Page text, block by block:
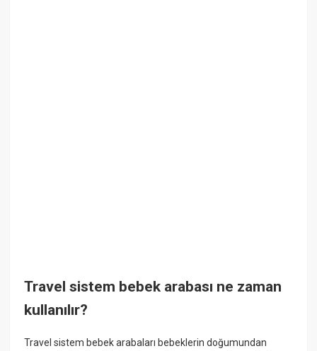
Travel sistem bebek arabası ne zaman
kullanılır?
Travel sistem bebek arabaları bebeklerin doğumundan